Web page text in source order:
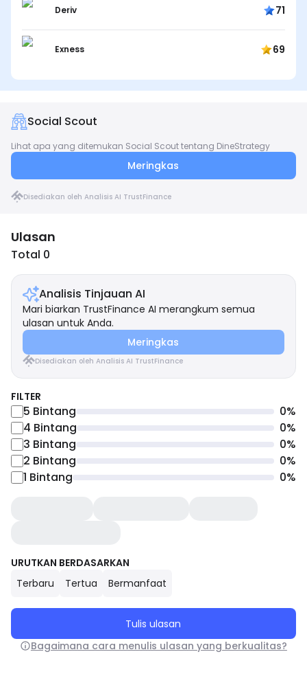
Deriv 71
Exness 69
Social Scout
Lihat apa yang ditemukan Social Scout tentang DineStrategy
Meringkas
Disediakan oleh Analisis AI TrustFinance
Ulasan
Total 0
Analisis Tinjauan AI
Mari biarkan TrustFinance AI merangkum semua
ulasan untuk Anda.
Meringkas
Disediakan oleh Analisis AI TrustFinance
FILTER
5 Bintang 0%
4 Bintang 0%
3 Bintang 0%
2 Bintang 0%
1 Bintang 0%
URUTKAN BERDASARKAN
Terbaru
Tertua Bermanfaat
Tulis ulasan
Bagaimana cara menulis ulasan yang berkualitas?